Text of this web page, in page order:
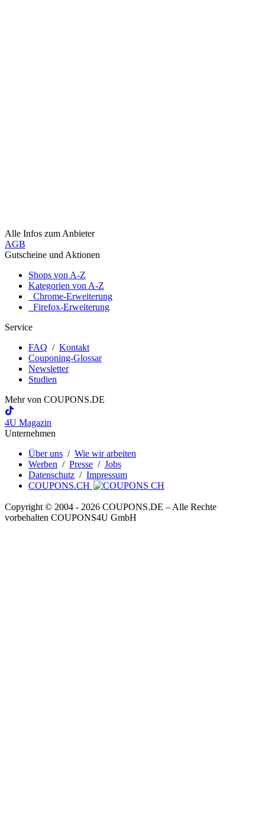
Alle Infos zum Anbieter
AGB
Gutscheine und Aktionen
Shops von A-Z
Kategorien von A-Z
Chrome-Erweiterung
Firefox-Erweiterung
Service
FAQ / Kontakt
Couponing-Glossar
Newsletter
Studien
Mehr von COUPONS.DE
4U Magazin
Unternehmen
Über uns / Wie wir arbeiten
Werben / Presse / Jobs
Datenschutz / Impressum
COUPONS.CH
Copyright © 2004 ‐ 2026 COUPONS.DE – Alle Rechte
vorbehalten COUPONS4U GmbH